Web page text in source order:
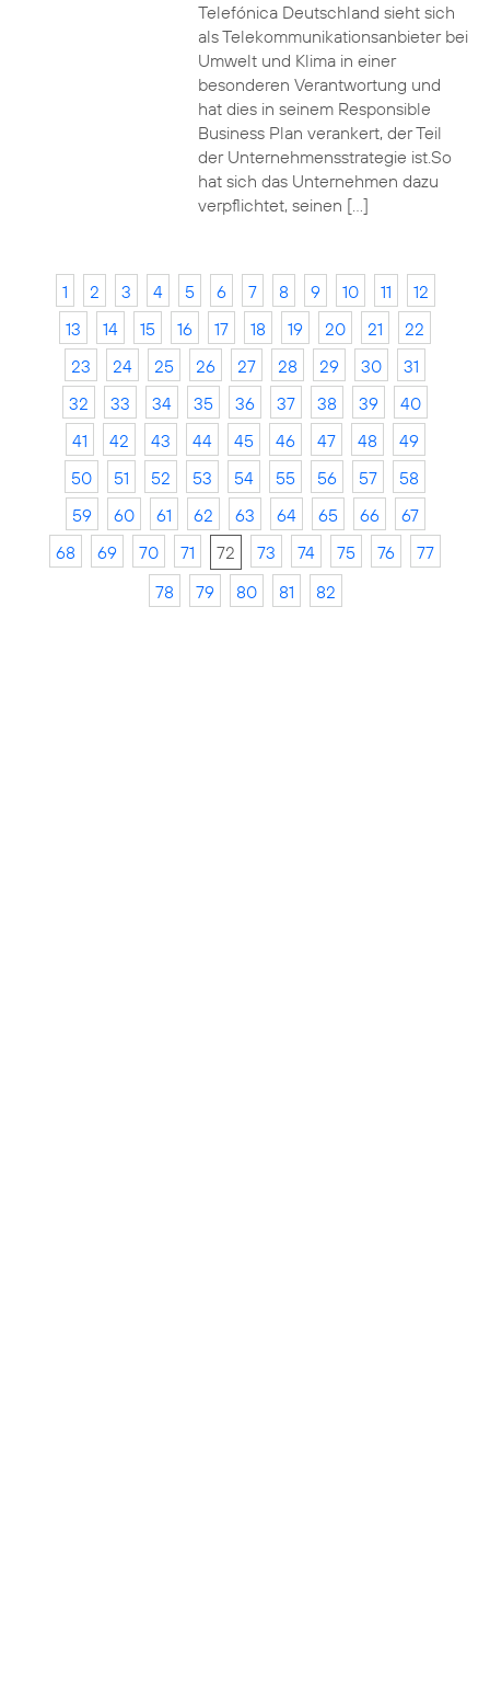
Telefónica Deutschland sieht sich
als Telekommunikationsanbieter bei
Umwelt und Klima in einer
besonderen Verantwortung und
hat dies in seinem Responsible
Business Plan verankert, der Teil
der Unternehmensstrategie ist.So
hat sich das Unternehmen dazu
verpflichtet, seinen […]
1 2 3 4 5 6 7 8 9 10 11
12
13
14 15 16 17 18 19 20 21
22
23
24 25 26 27 28 29 30
31
32
33 34 35 36 37 38 39
40
41
42 43 44 45 46 47 48
49
50
51 52 53 54 55 56 57
58
59
60 61 62 63 64 65 66
67
68
69 70 71 72 73 74 75 76
77
78
79 80 81 82